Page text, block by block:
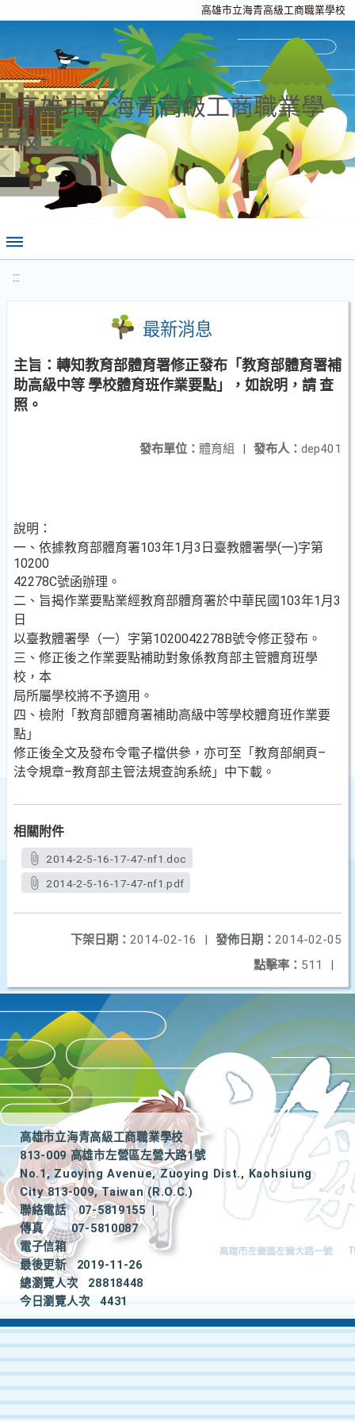
高雄市立海青高級工商職業學校
高雄市立海青高級工商職業學
校
:::
最新消息
主旨：轉知教育部體育署修正發布「教育部體育署補
助高級中等 學校體育班作業要點」，如說明，請 查
照。
發布人： dep401
發布單位： 體育組 |
說明：
一、依據教育部體育署103年1月3日臺教體署學(一)字第
10200
42278C號函辦理。
二、旨揭作業要點業經教育部體育署於中華民國103年1月3
日
以臺教體署學（一）字第1020042278B號令修正發布。
三、修正後之作業要點補助對象係教育部主管體育班學
校，本
局所屬學校將不予適用。
四、檢附「教育部體育署補助高級中等學校體育班作業要
點」
修正後全文及發布令電子檔供參，亦可至「教育部網頁–
法令規章–教育部主管法規查詢系統」中下載。
相關附件
2014-2-5-16-17-47-nf1.doc
2014-2-5-16-17-47-nf1.pdf
發佈日期： 2014-02-05
下架日期： 2014-02-16
|
點擊率： 511 |
高雄市立海青高級工商職業學校
813-009 高雄市左營區左營大路1號
No.1, Zuoying Avenue, Zuoying Dist., Kaohsiung
City 813-009, Taiwan (R.O.C.)
聯絡電話
07-5819155
|
傳真
07-5810087
電子信箱
最後更新
2019-11-26
總瀏覽人次
28818448
今日瀏覽人次
4431